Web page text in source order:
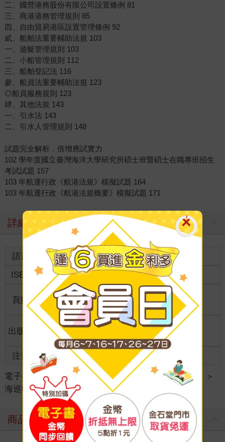
二、國營港務股份有限公司設置條例 81
三、商港港務管理規則 85
四、自由貿易港區設置管理條例 92
貳、船舶法重要輔助法規 103
一、遊艇管理規則 103
二、小船管理規則 112
三、船舶登記法 116
參、船員法重要輔助法規 123
◎船員服務規則 123
肆、其他法規 143
一、引水法 143
二、引水人管理規則 148
試題完全解析．倍增應試實力
102 學年度國立臺灣海洋大學研究所碩士班暨碩士在職專班招生
考試試題 157
103 年航運行政《航港法規》模擬試題 164
103 年航運行政《航港法規概要》模擬試題 171
詳細資料
語言 中文繁體
裝訂
ISBN
9789574549016 分級 普通級
頁數 0
商品規
格
18開17*23cm
出版地 台灣
適讀年
齡
全齡適讀
注音 級別
電子書 ＞ 考試書/政府出版品 ＞ 公務人員/高普考
＞
海巡特考
商品評價